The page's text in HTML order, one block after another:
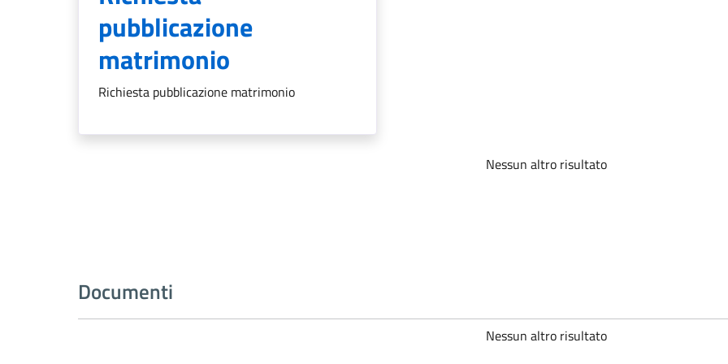
pubblicazione
matrimonio
Richiesta pubblicazione matrimonio
Nessun altro risultato
Documenti
Nessun altro risultato